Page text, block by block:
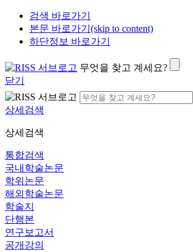
검색 바로가기
본문 바로가기(skip to content)
하단정보 바로가기
무엇을 찾고 계세요?
닫기
상세검색
상세검색
통합검색
국내학술논문
학위논문
해외학술논문
학술지
단행본
연구보고서
공개강의